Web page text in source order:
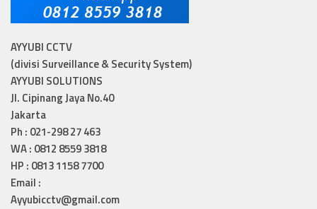
AYYUBI CCTV
(divisi Surveillance & Security System)
AYYUBI SOLUTIONS
Jl. Cipinang Jaya No.40
Jakarta
Ph : 021-298 27 463
WA : 0812 8559 3818
HP : 0813 1158 7700
Email :
Ayyubicctv@gmail.com